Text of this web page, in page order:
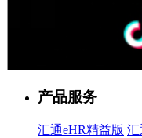
产品服务
汇通eHR精益版 汇